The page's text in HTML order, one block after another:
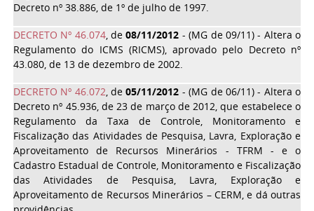
Decreto nº 38.886, de 1º de julho de 1997.
DECRETO Nº 46.074, de08/11/2012 - (MG de 09/11) - Altera o
Regulamento do ICMS (RICMS), aprovado pelo Decreto nº
43.080, de 13 de dezembro de 2002.
DECRETO Nº 46.072, de05/11/2012 - (MG de 06/11) - Altera o
Decreto nº 45.936, de 23 de março de 2012, que estabelece o
Regulamento da Taxa de Controle, Monitoramento e
Fiscalização das Atividades de Pesquisa, Lavra, Exploração e
Aproveitamento de Recursos Minerários - TFRM - e o
Cadastro Estadual de Controle, Monitoramento e Fiscalização
das Atividades de Pesquisa, Lavra, Exploração e
Aproveitamento de Recursos Minerários – CERM, e dá outras